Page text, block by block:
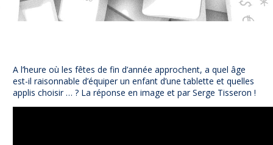
Contact
Newsletter
A l’heure où les fêtes de fin d’année approchent, a quel âge
est-il raisonnable d’équiper un enfant d’une tablette et quelles
applis choisir … ? La réponse en image et par Serge Tisseron !